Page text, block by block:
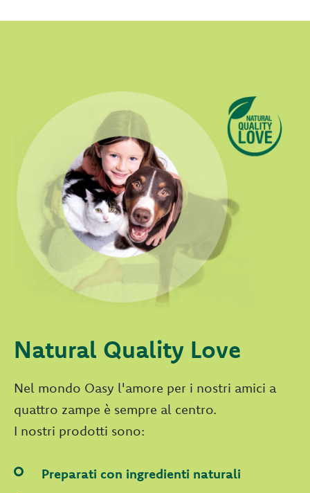
Natural Quality Love
Nel mondo Oasy l'amore per i nostri amici a
quattro zampe è sempre al centro.
I nostri prodotti sono:
Preparati con ingredienti naturali